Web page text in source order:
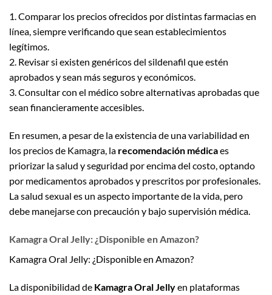
1. Comparar los precios ofrecidos por distintas farmacias en
línea, siempre verificando que sean establecimientos
legítimos.
2. Revisar si existen genéricos del sildenafil que estén
aprobados y sean más seguros y económicos.
3. Consultar con el médico sobre alternativas aprobadas que
sean financieramente accesibles.
En resumen, a pesar de la existencia de una variabilidad en
los precios de Kamagra, la recomendación médicaes
priorizar la salud y seguridad por encima del costo, optando
por medicamentos aprobados y prescritos por profesionales.
La salud sexual es un aspecto importante de la vida, pero
debe manejarse con precaución y bajo supervisión médica.
Kamagra Oral Jelly: ¿Disponible en Amazon?
Kamagra Oral Jelly: ¿Disponible en Amazon?
La disponibilidad de Kamagra Oral Jellyen plataformas